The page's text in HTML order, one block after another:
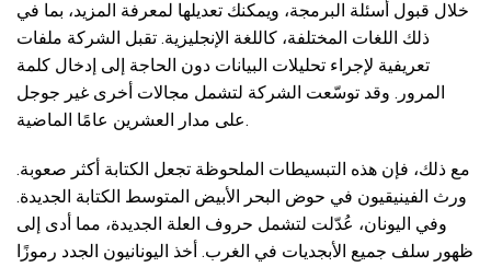
خلال قبول أسئلة البرمجة، ويمكنك تعديلها لمعرفة المزيد، بما في
ذلك اللغات المختلفة، كاللغة الإنجليزية. تقبل الشركة ملفات
تعريفية لإجراء تحليلات البيانات دون الحاجة إلى إدخال كلمة
المرور. وقد توسّعت الشركة لتشمل مجالات أخرى غير جوجل
على مدار العشرين عامًا الماضية.
مع ذلك، فإن هذه التبسيطات الملحوظة تجعل الكتابة أكثر صعوبة.
ورث الفينيقيون في حوض البحر الأبيض المتوسط ​​الكتابة الجديدة.
وفي اليونان، عُدّلت لتشمل حروف العلة الجديدة، مما أدى إلى
ظهور سلف جميع الأبجديات في الغرب. أخذ اليونانيون الجدد رموزًا